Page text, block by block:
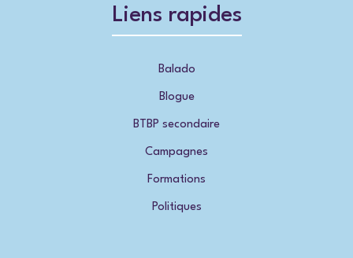
Liens rapides
Balado
Blogue
BTBP secondaire
Campagnes
Formations
Politiques